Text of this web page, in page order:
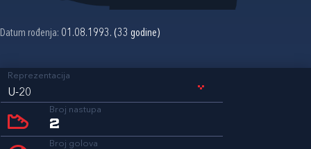
Datum rođenja: 01.08.1993. (33 godine)
Reprezentacija
U-20
Broj nastupa
2
Broj golova